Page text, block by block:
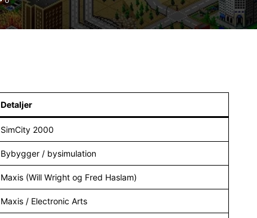
Detaljer
SimCity 2000
Bybygger / bysimulation
Maxis (Will Wright og Fred Haslam)
Maxis / Electronic Arts